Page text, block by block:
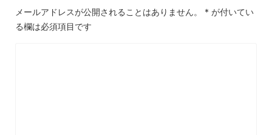
メールアドレスが公開されることはありません。 * が付いてい
る欄は必須項目です